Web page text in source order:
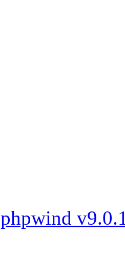
phpwind